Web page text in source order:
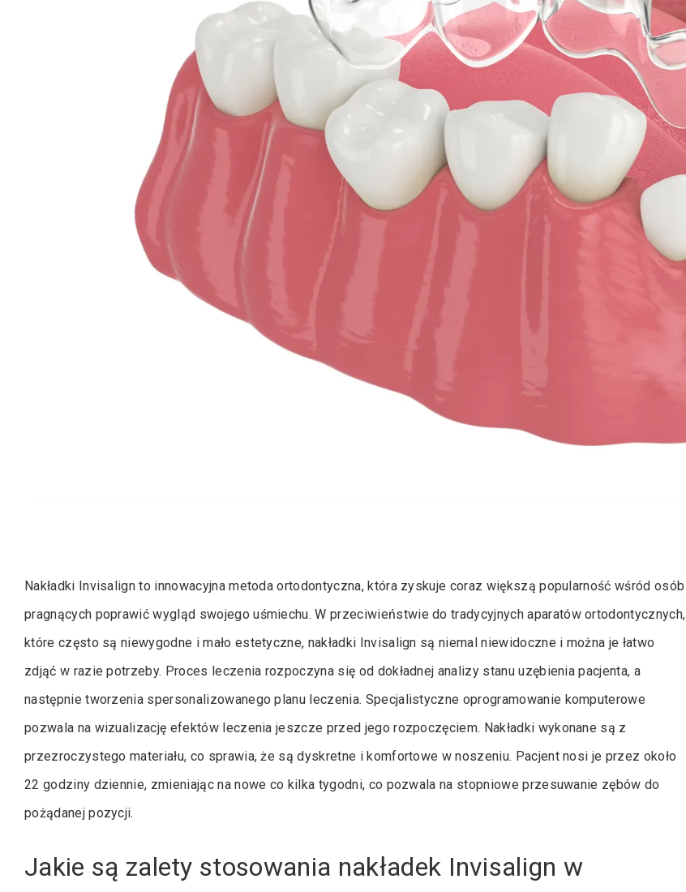
Nakładki Invisalign to innowacyjna metoda ortodontyczna, która zyskuje coraz większą popularność wśród osób
pragnących poprawić wygląd swojego uśmiechu. W przeciwieństwie do tradycyjnych aparatów ortodontycznych,
które często są niewygodne i mało estetyczne, nakładki Invisalign są niemal niewidoczne i można je łatwo
zdjąć w razie potrzeby. Proces leczenia rozpoczyna się od dokładnej analizy stanu uzębienia pacjenta, a
następnie tworzenia spersonalizowanego planu leczenia. Specjalistyczne oprogramowanie komputerowe
pozwala na wizualizację efektów leczenia jeszcze przed jego rozpoczęciem. Nakładki wykonane są z
przezroczystego materiału, co sprawia, że są dyskretne i komfortowe w noszeniu. Pacjent nosi je przez około
22 godziny dziennie, zmieniając na nowe co kilka tygodni, co pozwala na stopniowe przesuwanie zębów do
pożądanej pozycji.
Jakie są zalety stosowania nakładek Invisalign w